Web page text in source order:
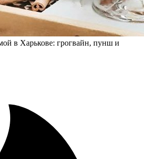
в Харькове: грогвайн, пунш и